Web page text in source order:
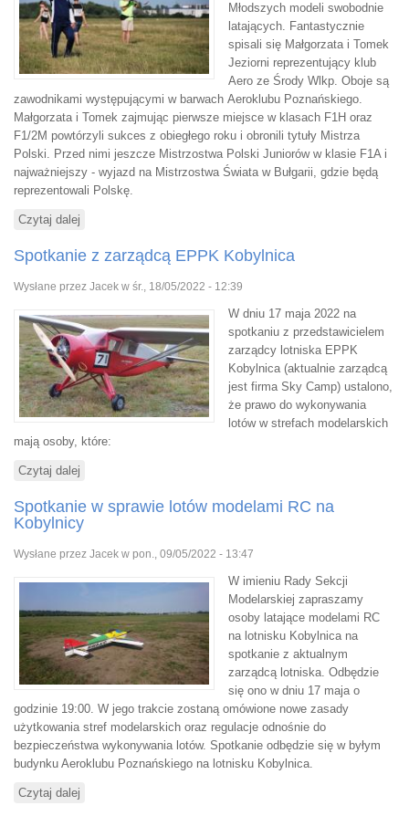
Młodszych modeli swobodnie
latających. Fantastycznie
spisali się Małgorzata i Tomek
Jeziorni reprezentujący klub
Aero ze Środy Wlkp. Oboje są
zawodnikami występującymi w barwach Aeroklubu Poznańskiego.
Małgorzata i Tomek zajmując pierwsze miejsce w klasach F1H oraz
F1/2M powtórzyli sukces z obiegłego roku i obronili tytuły Mistrza
Polski. Przed nimi jeszcze Mistrzostwa Polski Juniorów w klasie F1A i
najważniejszy - wyjazd na Mistrzostwa Świata w Bułgarii, gdzie będą
reprezentowali Polskę.
Czytaj dalej
Spotkanie z zarządcą EPPK Kobylnica
Wysłane przez Jacek w śr., 18/05/2022 - 12:39
W dniu 17 maja 2022 na
spotkaniu z przedstawicielem
zarządcy lotniska EPPK
Kobylnica (aktualnie zarządcą
jest firma Sky Camp) ustalono,
że prawo do wykonywania
lotów w strefach modelarskich
mają osoby, które:
Czytaj dalej
Spotkanie w sprawie lotów modelami RC na
Kobylnicy
Wysłane przez Jacek w pon., 09/05/2022 - 13:47
W imieniu Rady Sekcji
Modelarskiej zapraszamy
osoby latające modelami RC
na lotnisku Kobylnica na
spotkanie z aktualnym
zarządcą lotniska. Odbędzie
się ono w dniu 17 maja o
godzinie 19:00. W jego trakcie zostaną omówione nowe zasady
użytkowania stref modelarskich oraz regulacje odnośnie do
bezpieczeństwa wykonywania lotów. Spotkanie odbędzie się w byłym
budynku Aeroklubu Poznańskiego na lotnisku Kobylnica.
Czytaj dalej